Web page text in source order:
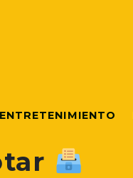
ENTRETENIMIENTO